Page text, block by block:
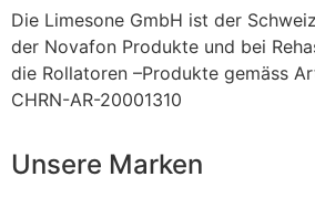
Die Limesone GmbH ist der
der Novafon Produkte und bei
die Rollatoren –Produkte gemäss
CHRN-AR-20001310
Unsere Marken